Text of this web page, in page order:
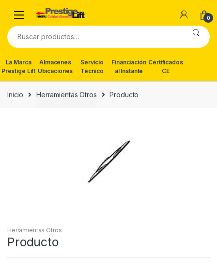
navigation
content
0
Buscar
por:
La Marca
Prestige Lift
Almacenes
Ubicaciones
Servicio
Técnico
Financiación
al Instante
Certificados
CE
Inicio Herramientas Otros Producto
Herramientas Otros
Producto